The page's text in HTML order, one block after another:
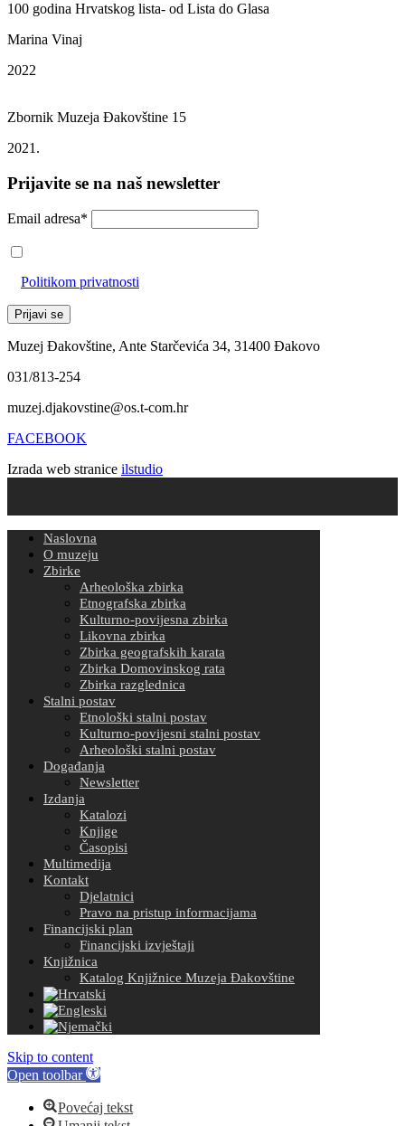
100 godina Hrvatskog lista- od Lista do Glasa
Marina Vinaj
2022
Zbornik Muzeja Đakovštine 15
2021.
Prijavite se na naš newsletter
Email adresa*
Politikom privatnosti
Muzej Đakovštine, Ante Starčevića 34, 31400 Đakovo
031/813-254
muzej.djakovstine@os.t-com.hr
FACEBOOK
Izrada web stranice ilstudio
Naslovna
O muzeju
Zbirke
Arheološka zbirka
Etnografska zbirka
Kulturno-povijesna zbirka
Likovna zbirka
Zbirka geografskih karata
Zbirka Domovinskog rata
Zbirka razglednica
Stalni postav
Etnološki stalni postav
Kulturno-povijesni stalni postav
Arheološki stalni postav
Događanja
Newsletter
Izdanja
Katalozi
Knjige
Časopisi
Multimedija
Kontakt
Djelatnici
Pravo na pristup informacijama
Financijski plan
Financijski izvještaji
Knjižnica
Katalog Knjižnice Muzeja Đakovštine
Skip to content
Open toolbar
Povećaj tekst